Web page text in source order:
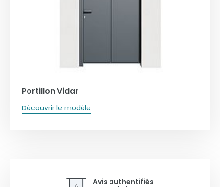
Portillon Vidar
Découvrir le modèle
Avis authentifiés